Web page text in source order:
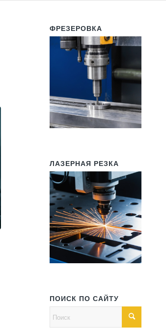
ФРЕЗЕРОВКА
ЛАЗЕРНАЯ РЕЗКА
ПОИСК ПО САЙТУ